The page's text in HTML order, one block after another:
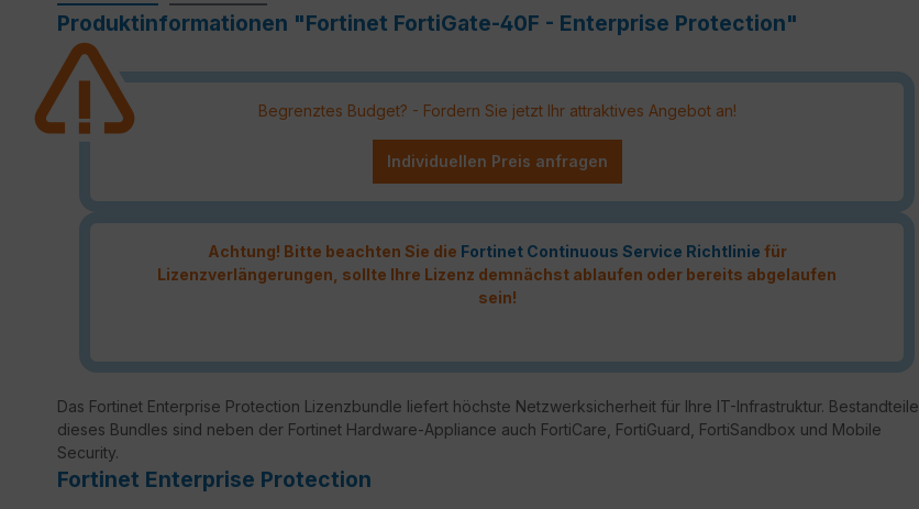
Produktinformationen "Fortinet FortiGate-40F - Enterprise Protection"
Begrenztes Budget? - Fordern Sie jetzt Ihr attraktives Angebot an!
Individuellen Preis anfragen
Achtung! Bitte beachten Sie die Fortinet Continuous Service Richtlinie für
Lizenzverlängerungen, sollte Ihre Lizenz demnächst ablaufen oder bereits abgelaufen
sein!
Das Fortinet Enterprise Protection Lizenzbundle liefert höchste Netzwerksicherheit für Ihre IT-Infrastruktur. Bestandteile
dieses Bundles sind neben der Fortinet Hardware-Appliance auch FortiCare, FortiGuard, FortiSandbox und Mobile
Security.
Fortinet Enterprise Protection